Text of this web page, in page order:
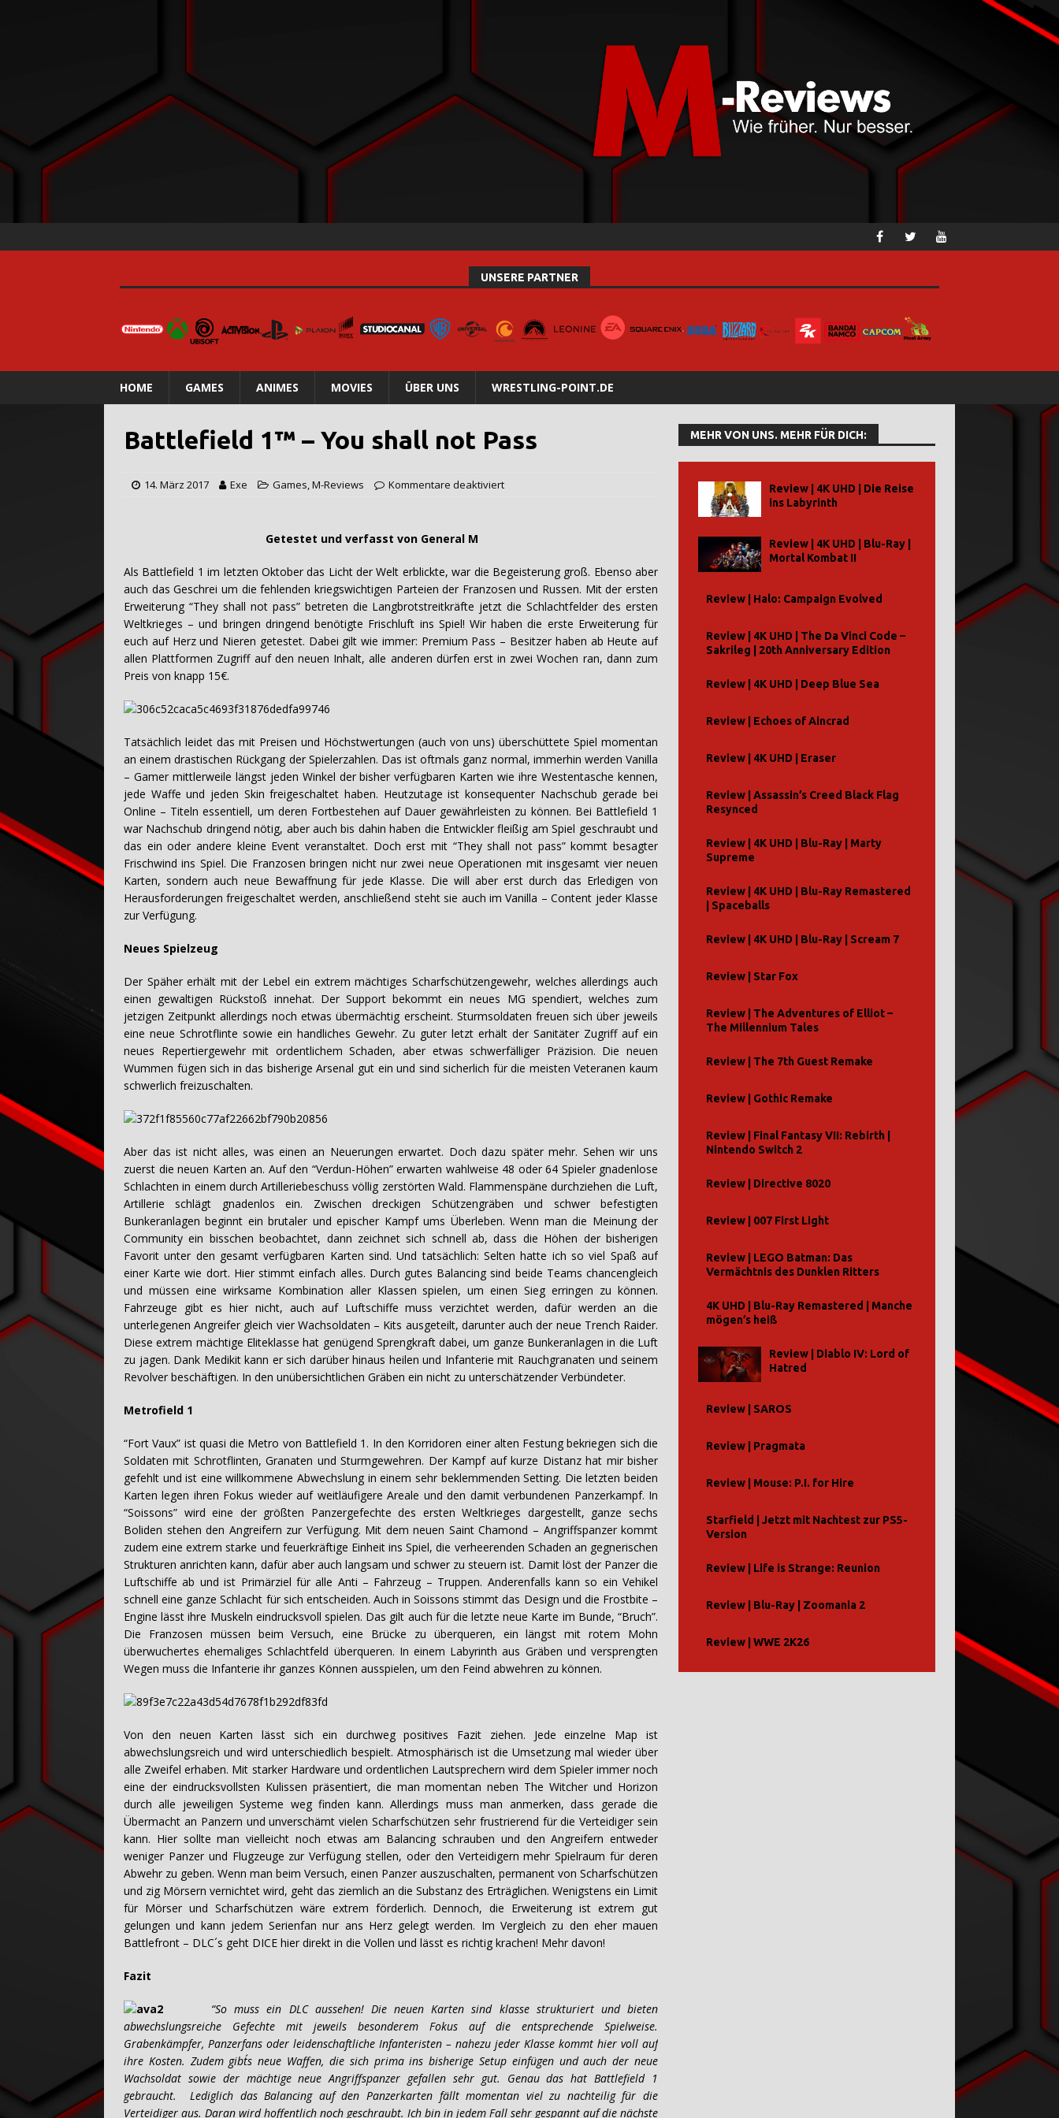
UNSERE PARTNER
HOME GAMES ANIMES MOVIES ÜBER UNS WRESTLING-POINT.DE
Battlefield 1™ – You shall not Pass
14. März 2017 Exe Games,M-Reviews Kommentare deaktiviert
Getestet und verfasst von General M
Als Battlefield 1 im letzten Oktober das Licht der Welt erblickte, war die Begeisterung groß. Ebenso aber
auch das Geschrei um die fehlenden kriegswichtigen Parteien der Franzosen und Russen. Mit der ersten
Erweiterung “They shall not pass” betreten die Langbrotstreitkräfte jetzt die Schlachtfelder des ersten
Weltkrieges – und bringen dringend benötigte Frischluft ins Spiel! Wir haben die erste Erweiterung für
euch auf Herz und Nieren getestet. Dabei gilt wie immer: Premium Pass – Besitzer haben ab Heute auf
allen Plattformen Zugriff auf den neuen Inhalt, alle anderen dürfen erst in zwei Wochen ran, dann zum
Preis von knapp 15€.
Tatsächlich leidet das mit Preisen und Höchstwertungen (auch von uns) überschüttete Spiel momentan
an einem drastischen Rückgang der Spielerzahlen. Das ist oftmals ganz normal, immerhin werden Vanilla
– Gamer mittlerweile längst jeden Winkel der bisher verfügbaren Karten wie ihre Westentasche kennen,
jede Waffe und jeden Skin freigeschaltet haben. Heutzutage ist konsequenter Nachschub gerade bei
Online – Titeln essentiell, um deren Fortbestehen auf Dauer gewährleisten zu können. Bei Battlefield 1
war Nachschub dringend nötig, aber auch bis dahin haben die Entwickler fleißig am Spiel geschraubt und
das ein oder andere kleine Event veranstaltet. Doch erst mit “They shall not pass” kommt besagter
Frischwind ins Spiel. Die Franzosen bringen nicht nur zwei neue Operationen mit insgesamt vier neuen
Karten, sondern auch neue Bewaffnung für jede Klasse. Die will aber erst durch das Erledigen von
Herausforderungen freigeschaltet werden, anschließend steht sie auch im Vanilla – Content jeder Klasse
zur Verfügung.
Neues Spielzeug
Der Späher erhält mit der Lebel ein extrem mächtiges Scharfschützengewehr, welches allerdings auch
einen gewaltigen Rückstoß innehat. Der Support bekommt ein neues MG spendiert, welches zum
jetzigen Zeitpunkt allerdings noch etwas übermächtig erscheint. Sturmsoldaten freuen sich über jeweils
eine neue Schrotflinte sowie ein handliches Gewehr. Zu guter letzt erhält der Sanitäter Zugriff auf ein
neues Repertiergewehr mit ordentlichem Schaden, aber etwas schwerfälliger Präzision. Die neuen
Wummen fügen sich in das bisherige Arsenal gut ein und sind sicherlich für die meisten Veteranen kaum
schwerlich freizuschalten.
Aber das ist nicht alles, was einen an Neuerungen erwartet. Doch dazu später mehr. Sehen wir uns
zuerst die neuen Karten an. Auf den “Verdun-Höhen” erwarten wahlweise 48 oder 64 Spieler gnadenlose
Schlachten in einem durch Artilleriebeschuss völlig zerstörten Wald. Flammenspäne durchziehen die Luft,
Artillerie schlägt gnadenlos ein. Zwischen dreckigen Schützengräben und schwer befestigten
Bunkeranlagen beginnt ein brutaler und epischer Kampf ums Überleben. Wenn man die Meinung der
Community ein bisschen beobachtet, dann zeichnet sich schnell ab, dass die Höhen der bisherigen
Favorit unter den gesamt verfügbaren Karten sind. Und tatsächlich: Selten hatte ich so viel Spaß auf
einer Karte wie dort. Hier stimmt einfach alles. Durch gutes Balancing sind beide Teams chancengleich
und müssen eine wirksame Kombination aller Klassen spielen, um einen Sieg erringen zu können.
Fahrzeuge gibt es hier nicht, auch auf Luftschiffe muss verzichtet werden, dafür werden an die
unterlegenen Angreifer gleich vier Wachsoldaten – Kits ausgeteilt, darunter auch der neue Trench Raider.
Diese extrem mächtige Eliteklasse hat genügend Sprengkraft dabei, um ganze Bunkeranlagen in die Luft
zu jagen. Dank Medikit kann er sich darüber hinaus heilen und Infanterie mit Rauchgranaten und seinem
Revolver beschäftigen. In den unübersichtlichen Gräben ein nicht zu unterschätzender Verbündeter.
Metrofield 1
“Fort Vaux” ist quasi die Metro von Battlefield 1. In den Korridoren einer alten Festung bekriegen sich die
Soldaten mit Schrotflinten, Granaten und Sturmgewehren. Der Kampf auf kurze Distanz hat mir bisher
gefehlt und ist eine willkommene Abwechslung in einem sehr beklemmenden Setting. Die letzten beiden
Karten legen ihren Fokus wieder auf weitläufigere Areale und den damit verbundenen Panzerkampf. In
“Soissons” wird eine der größten Panzergefechte des ersten Weltkrieges dargestellt, ganze sechs
Boliden stehen den Angreifern zur Verfügung. Mit dem neuen Saint Chamond – Angriffspanzer kommt
zudem eine extrem starke und feuerkräftige Einheit ins Spiel, die verheerenden Schaden an gegnerischen
Strukturen anrichten kann, dafür aber auch langsam und schwer zu steuern ist. Damit löst der Panzer die
Luftschiffe ab und ist Primärziel für alle Anti – Fahrzeug – Truppen. Anderenfalls kann so ein Vehikel
schnell eine ganze Schlacht für sich entscheiden. Auch in Soissons stimmt das Design und die Frostbite –
Engine lässt ihre Muskeln eindrucksvoll spielen. Das gilt auch für die letzte neue Karte im Bunde, “Bruch”.
Die Franzosen müssen beim Versuch, eine Brücke zu überqueren, ein längst mit rotem Mohn
überwuchertes ehemaliges Schlachtfeld überqueren. In einem Labyrinth aus Gräben und versprengten
Wegen muss die Infanterie ihr ganzes Können ausspielen, um den Feind abwehren zu können.
Von den neuen Karten lässt sich ein durchweg positives Fazit ziehen. Jede einzelne Map ist
abwechslungsreich und wird unterschiedlich bespielt. Atmosphärisch ist die Umsetzung mal wieder über
alle Zweifel erhaben. Mit starker Hardware und ordentlichen Lautsprechern wird dem Spieler immer noch
eine der eindrucksvollsten Kulissen präsentiert, die man momentan neben The Witcher und Horizon
durch alle jeweiligen Systeme weg finden kann. Allerdings muss man anmerken, dass gerade die
Übermacht an Panzern und unverschämt vielen Scharfschützen sehr frustrierend für die Verteidiger sein
kann. Hier sollte man vielleicht noch etwas am Balancing schrauben und den Angreifern entweder
weniger Panzer und Flugzeuge zur Verfügung stellen, oder den Verteidigern mehr Spielraum für deren
Abwehr zu geben. Wenn man beim Versuch, einen Panzer auszuschalten, permanent von Scharfschützen
und zig Mörsern vernichtet wird, geht das ziemlich an die Substanz des Erträglichen. Wenigstens ein Limit
für Mörser und Scharfschützen wäre extrem förderlich. Dennoch, die Erweiterung ist extrem gut
gelungen und kann jedem Serienfan nur ans Herz gelegt werden. Im Vergleich zu den eher mauen
Battlefront – DLC´s geht DICE hier direkt in die Vollen und lässt es richtig krachen! Mehr davon!
Fazit
“So muss ein DLC aussehen! Die neuen Karten sind klasse strukturiert und bieten
abwechslungsreiche Gefechte mit jeweils besonderem Fokus auf die entsprechende Spielweise.
Grabenkämpfer, Panzerfans oder leidenschaftliche Infanteristen – nahezu jeder Klasse kommt hier voll auf
ihre Kosten. Zudem gibt´s neue Waffen, die sich prima ins bisherige Setup einfügen und auch der neue
Wachsoldat sowie der mächtige neue Angriffspanzer gefallen sehr gut. Genau das hat Battlefield 1
gebraucht. Lediglich das Balancing auf den Panzerkarten fällt momentan viel zu nachteilig für die
Verteidiger aus. Daran wird hoffentlich noch geschraubt. Ich bin in jedem Fall sehr gespannt auf die nächste
MEHR VON UNS. MEHR FÜR DICH:
Review | 4K UHD | Die Reise
ins Labyrinth
Review | 4K UHD | Blu-Ray |
Mortal Kombat II
Review | Halo: Campaign Evolved
Review | 4K UHD | The Da Vinci Code –
Sakrileg | 20th Anniversary Edition
Review | 4K UHD | Deep Blue Sea
Review | Echoes of Aincrad
Review | 4K UHD | Eraser
Review | Assassin’s Creed Black Flag
Resynced
Review | 4K UHD | Blu-Ray | Marty
Supreme
Review | 4K UHD | Blu-Ray Remastered
| Spaceballs
Review | 4K UHD | Blu-Ray | Scream 7
Review | Star Fox
Review | The Adventures of Elliot –
The Millennium Tales
Review | The 7th Guest Remake
Review | Gothic Remake
Review | Final Fantasy VII: Rebirth |
Nintendo Switch 2
Review | Directive 8020
Review | 007 First Light
Review | LEGO Batman: Das
Vermächtnis des Dunklen Ritters
4K UHD | Blu-Ray Remastered | Manche
mögen’s heiß
Review | Diablo IV: Lord of
Hatred
Review | SAROS
Review | Pragmata
Review | Mouse: P.I. for Hire
Starfield | Jetzt mit Nachtest zur PS5-
Version
Review | Life is Strange: Reunion
Review | Blu-Ray | Zoomania 2
Review | WWE 2K26